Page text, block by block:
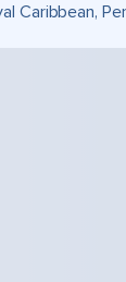
Caribbean,